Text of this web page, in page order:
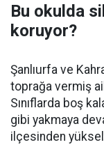
Bu okulda
koruyor?
Şanlıurfa ve
toprağa vermiş
Sınıflarda boş
gibi yakmaya
ilçesinden